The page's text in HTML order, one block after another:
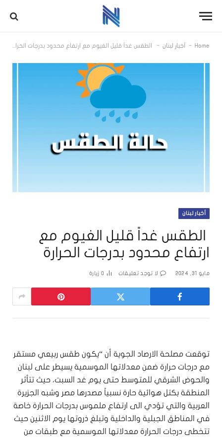
Home
- أخبار لبنان - ‏ الطقس غداً قليل الغيوم مع ارتفاع محدود بدرجات الحرارة
أخبار لبنان
‏ الطقس غداً قليل الغيوم مع
ارتفاع محدود بدرجات الحرارة
مايو 31, 2024 لا توجد تعليقات 0 زيارة
‏توقعت مصلحة الارصاد الجوية أن “يكون طقس ربيعي مستقر
مع درجات حرارة ضمن معدلاتها الموسمية يسيطر على لبنان
والحوض الشرقي للمتوسط حتى يوم غد السبت، حيث تتأثر
المنطقة بكتل هوائية حارة نسبياً مصدرها مصر وشبه الجزيرة
العربية والتي تؤدي الى ارتفاع ملموس بدرجات الحرارة خاصة
في المناطق الجبلية والداخلية وتبلغ ذروتها يوم الاثنين حيث
تتخطى درجات الحرارة معدلاتها الموسمية مع طبقات من